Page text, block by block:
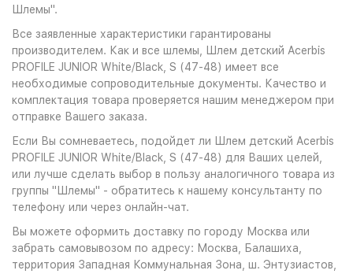
Шлемы".
Все заявленные характеристики гарантированы
производителем. Как и все шлемы, Шлем детский Acerbis
PROFILE JUNIOR White/Black, S (47-48) имеет все
необходимые сопроводительные документы. Качество и
комплектация товара проверяется нашим менеджером при
отправке Вашего заказа.
Если Вы сомневаетесь, подойдет ли Шлем детский Acerbis
PROFILE JUNIOR White/Black, S (47-48) для Ваших целей,
или лучше сделать выбор в пользу аналогичного товара из
группы "Шлемы" - обратитесь к нашему консультанту по
телефону или через онлайн-чат.
Вы можете оформить доставку по городу Москва или
забрать самовывозом по адресу: Москва, Балашиха,
территория Западная Коммунальная Зона, ш. Энтузиастов,